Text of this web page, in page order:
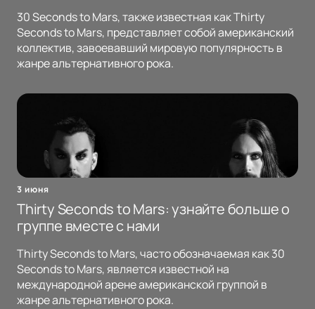
30 Seconds to Mars, также известная как Thirty
Seconds to Mars, представляет собой американский
коллектив, завоевавший мировую популярность в
жанре альтернативного рока.
3 июня
Thirty Seconds to Mars: узнайте больше о
группе вместе с нами
Thirty Seconds to Mars, часто обозначаемая как 30
Seconds to Mars, является известной на
международной арене американской группой в
жанре альтернативного рока.